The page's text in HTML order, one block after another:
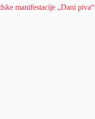
manifestacije „Dani piva“